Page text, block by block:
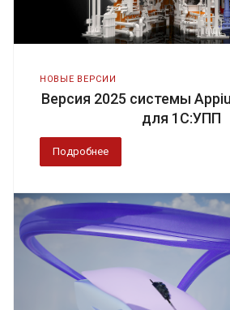
НОВЫЕ ВЕРСИИ
Версия 2025 системы
для 1С:УПП
Подробнее